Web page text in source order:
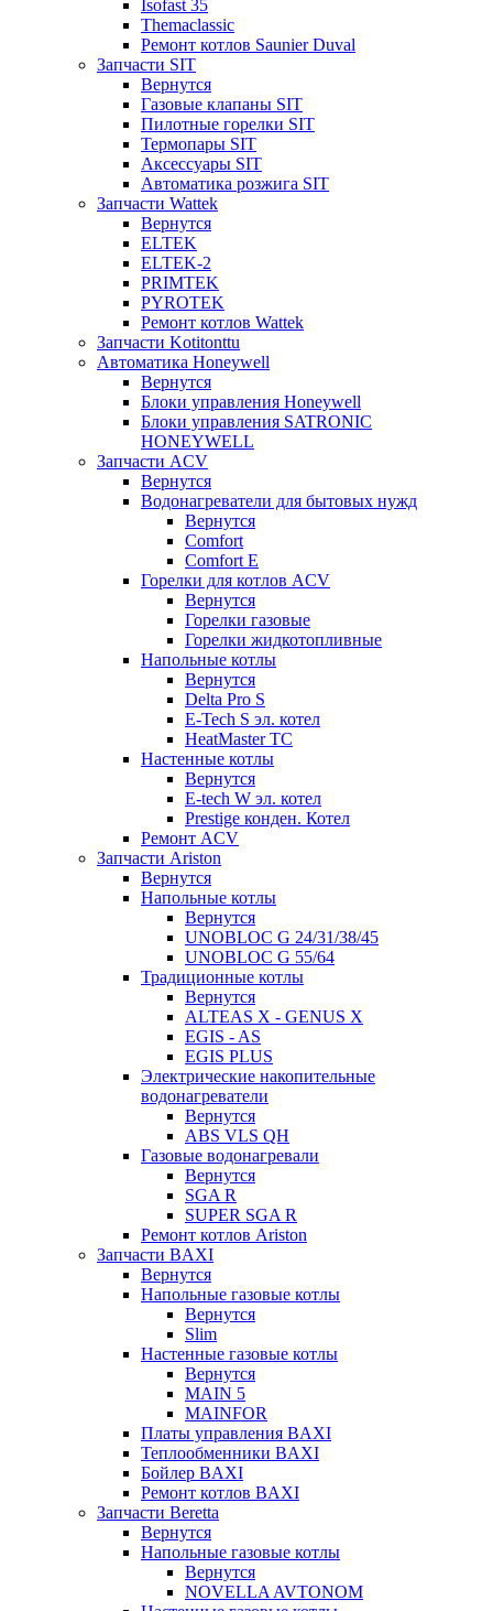
Isofast 35
Themaclassic
Ремонт котлов Saunier Duval
Запчасти SIT
Вернутся
Газовые клапаны SIT
Пилотные горелки SIT
Термопары SIT
Аксессуары SIT
Автоматика розжига SIT
Запчасти Wattek
Вернутся
ELTEK
ELTEK-2
PRIMTEK
PYROTEK
Ремонт котлов Wattek
Запчасти Kotitonttu
Автоматика Honeywеll
Вернутся
Блоки управления Honeywell
Блоки управления SATRONIC
HONEYWELL
Запчасти ACV
Вернутся
Водонагреватели для бытовых нужд
Вернутся
Comfort
Comfort E
Горелки для котлов ACV
Вернутся
Горелки газовые
Горелки жидкотопливные
Напольные котлы
Вернутся
Delta Pro S
E-Tech S эл. котел
HeatMaster TC
Настенные котлы
Вернутся
E-tech W эл. котел
Prestige конден. Котел
Ремонт ACV
Запчасти Ariston
Вернутся
Напольные котлы
Вернутся
UNOBLOC G 24/31/38/45
UNOBLOC G 55/64
Традиционные котлы
Вернутся
ALTEAS X - GENUS X
EGIS - AS
EGIS PLUS
Электрические накопительные
водонагреватели
Вернутся
ABS VLS QH
Газовые водонагревали
Вернутся
SGA R
SUPER SGA R
Ремонт котлов Ariston
Запчасти BAXI
Вернутся
Напольные газовые котлы
Вернутся
Slim
Настенные газовые котлы
Вернутся
MAIN 5
MAINFOR
Платы управления BAXI
Теплообменники BAXI
Бойлер BAXI
Ремонт котлов BAXI
Запчасти Beretta
Вернутся
Напольные газовые котлы
Вернутся
NOVELLA AVTONOM